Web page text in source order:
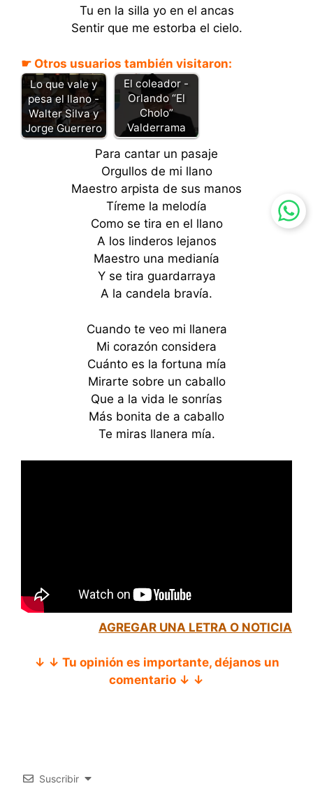
Tu en la silla yo en el ancas
Sentir que me estorba el cielo.
☛ Otros usuarios también visitaron:
Lo que vale y
pesa el llano -
Walter Silva y
Jorge Guerrero
El coleador -
Orlando “El
Cholo”
Valderrama
Para cantar un pasaje
Orgullos de mi llano
Maestro arpista de sus manos
Tíreme la melodía
Como se tira en el llano
A los linderos lejanos
Maestro una medianía
Y se tira guardarraya
A la candela bravía.
Cuando te veo mi llanera
Mi corazón considera
Cuánto es la fortuna mía
Mirarte sobre un caballo
Que a la vida le sonrías
Más bonita de a caballo
Te miras llanera mía.
AGREGAR UNA LETRA O NOTICIA
↓ ↓ Tu opinión es importante, déjanos un
comentario ↓ ↓
Suscribir